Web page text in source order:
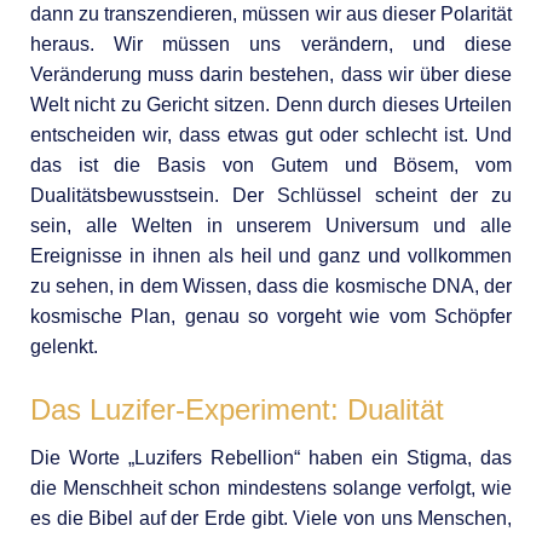
dann zu transzendieren, müssen wir aus dieser Polarität
heraus. Wir müssen uns verändern, und diese
Veränderung muss darin bestehen, dass wir über diese
Welt nicht zu Gericht sitzen. Denn durch dieses Urteilen
entscheiden wir, dass etwas gut oder schlecht ist. Und
das ist die Basis von Gutem und Bösem, vom
Dualitätsbewusstsein. Der Schlüssel scheint der zu
sein, alle Welten in unserem Universum und alle
Ereignisse in ihnen als heil und ganz und vollkommen
zu sehen, in dem Wissen, dass die kosmische DNA, der
kosmische Plan, genau so vorgeht wie vom Schöpfer
gelenkt.
Das Luzifer-Experiment: Dualität
Die Worte „Luzifers Rebellion“ haben ein Stigma, das
die Menschheit schon mindestens solange verfolgt, wie
es die Bibel auf der Erde gibt. Viele von uns Menschen,